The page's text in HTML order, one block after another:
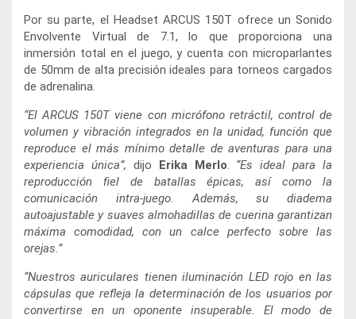
Por su parte, el Headset ARCUS 150T ofrece un Sonido
Envolvente Virtual de 7.1, lo que proporciona una
inmersión total en el juego, y cuenta con microparlantes
de 50mm de alta precisión ideales para torneos cargados
de adrenalina.
“El ARCUS 150T viene con micrófono retráctil, control de
volumen y vibración integrados en la unidad, función que
reproduce el más mínimo detalle de aventuras para una
experiencia única”, dijo Erika Merlo. “Es ideal para la
reproducción fiel de batallas épicas, así como la
comunicación intra-juego. Además, su diadema
autoajustable y suaves almohadillas de cuerina garantizan
máxima comodidad, con un calce perfecto sobre las
orejas.”
“Nuestros auriculares tienen iluminación LED rojo en las
cápsulas que refleja la determinación de los usuarios por
convertirse en un oponente insuperable. El modo de